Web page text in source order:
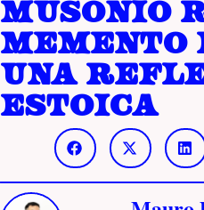
Musonio
memento
una
estoica